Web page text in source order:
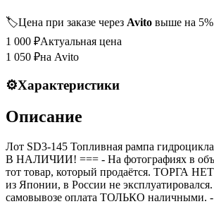
🏷️Цена при заказе через Avito выше на
1 000 ₽Актуальная цена
1 050 ₽на Avito
⚙️Характеристики
Описание
Лот SD3-145 Топливная рампа
B НАЛИЧИИ! === - На фотографиях в
тот товар, который продаётся. ТОРГА
из Японии, в России не
самовывозе оплата ТОЛЬКО наличными.